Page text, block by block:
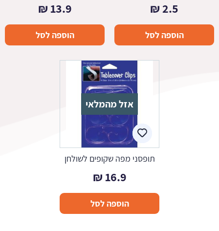
2.5
₪
הוספה לסל
13.9
₪
הוספה לסל
אזל מהמלאי
תופסני מפה שקופים לשולחן
16.9
₪
הוספה לסל